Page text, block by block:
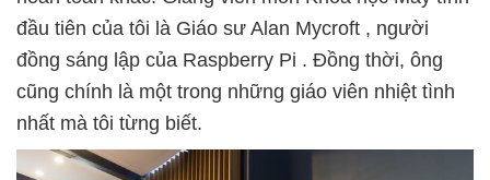
đầu tiên của tôi là Giáo sư Alan Mycroft , người
đồng sáng lập của Raspberry Pi . Đồng thời, ông
cũng chính là một trong những giáo viên nhiệt tình
nhất mà tôi từng biết.